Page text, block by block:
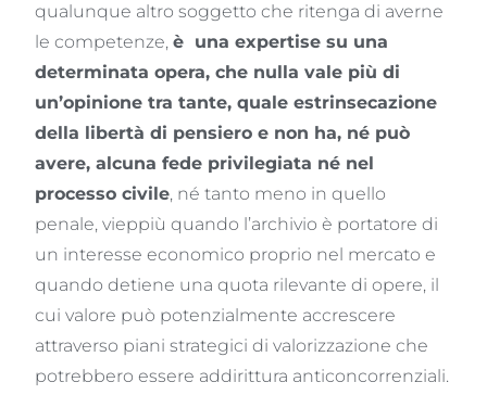
qualunque altro soggetto che ritenga di averne
le competenze,è una expertise su una
determinata opera, che nulla vale più di
un’opinione tra tante, quale estrinsecazione
della libertà di pensiero e non ha, né può
avere, alcuna fede privilegiata né nel
processo civile, né tanto meno in quello
penale, vieppiù quando l’archivio è portatore di
un interesse economico proprio nel mercato e
quando detiene una quota rilevante di opere, il
cui valore può potenzialmente accrescere
attraverso piani strategici di valorizzazione che
potrebbero essere addirittura anticoncorrenziali.